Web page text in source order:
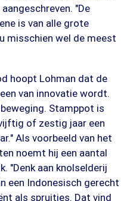
"De
is van alle grote
misschien wel de meest
hoopt Lohman dat de
van innovatie wordt.
Stamppot is
of zestig jaar een
Als voorbeeld van het
noemt hij een aantal
"Denk aan knolselderij
een Indonesisch gerecht
als spruitjes. Dat vind